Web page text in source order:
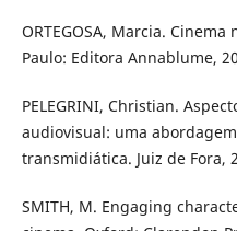
ORTEGOSA, Marcia.
Paulo: Editora Annablume,
PELEGRINI, Christian.
audiovisual: uma
transmidiática. Juiz de Fora,
SMITH, M. Engaging